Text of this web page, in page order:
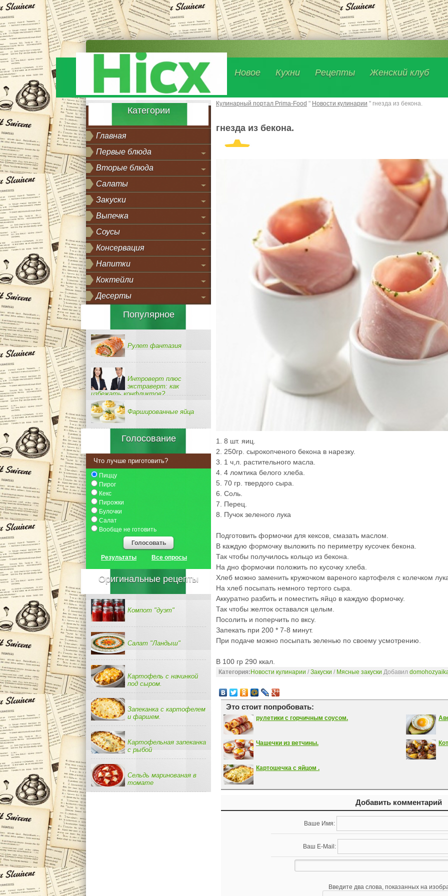
Новое Кухни Рецепты Женский клуб
Категории
Главная
Первые блюда
Вторые блюда
Салаты
Закуски
Выпечка
Соусы
Консервация
Напитки
Коктейли
Десерты
Популярное
Рулет фантазия
Интроверт плюс
экстраверт: как
избежать конфликтов?
Фаршированные яйца
Голосование
Что лучше приготовить?
Пиццу
Пирог
Кекс
Пирожки
Булочки
Салат
Вообще не готовить
Голосовать
Результаты Все опросы
Оригинальные рецепты
Компот "дуэт"
Салат "Ландыш"
Картофель с начинкой
под сыром.
Запеканка с картофелем
и фаршем.
Картофельная запеканка
с рыбой
Сельдь маринованая в
томате
Кулинарный портал Prima-Food " Новости кулинарии " гнезда из бекона.
гнезда из бекона.
1. 8 шт. яиц.
2. 250гр. сырокопченого бекона в нарезку.
3. 1 ч,л. растительного масла.
4. 4 ломтика белого хлеба.
5. 70 гр. твердого сыра.
6. Соль.
7. Перец.
8. Пучок зеленого лука
Подготовить формочки для кексов, смазать маслом.
В каждую формочку выложить по периметру кусочек бекона.
Так чтобы получилось кольцо из бекона.
На дно формочки положить по кусочку хлеба.
Хлеб можно заменить кружочком вареного картофеля с колечком
На хлеб посыпать немного тертого сыра.
Аккуратно разбить и поместить яйцо в каждую формочку.
Так чтобы желток оставался целым.
Посолить и поперчить по вксу.
Запекать при 200 * 7-8 минут.
При подаче можно посыпать зеленью по своему усмотрению.
В 100 гр 290 ккал.
Категория: Новости кулинарии / Закуски / Мясные закуски Добавил
Это стоит попробовать:
рулетики с горчичным соусом.
Чашечки из ветчины.
Картошечка с яйцом .
Добавить комментарий
Ваше Имя:
Ваш E-Mail:
Введите два слова, показанных на